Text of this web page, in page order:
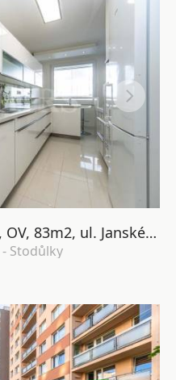
Prodej bytu 3+kk s lodžií, OV, 83m2, ul. Janského 2439/11, Praha 13 - Stodůlky
- Stodůlky